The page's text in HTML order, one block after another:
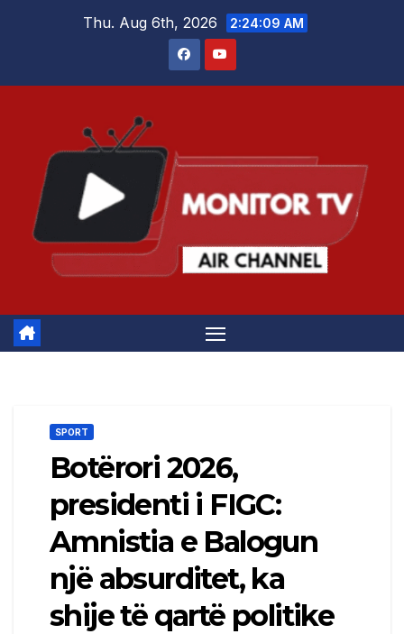
Thu. Aug 6th, 2026 2:24:10 AM
SPORT
Botërori 2026,
presidenti i FIGC:
Amnistia e Balogun
një absurditet, ka
shije të qartë politike